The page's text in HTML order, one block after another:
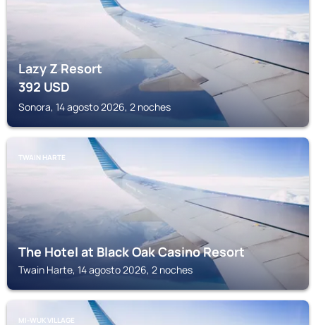
Lazy Z Resort
392USD
Sonora, 14 agosto 2026, 2 noches
TWAIN HARTE
The Hotel at Black Oak Casino Resort
Twain Harte, 14 agosto 2026, 2 noches
MI-WUK VILLAGE